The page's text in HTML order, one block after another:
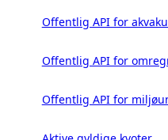
Offentlig API for
Offentlig API for
Offentlig API for